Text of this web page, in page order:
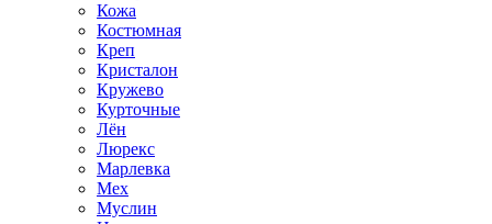
Кожа
Костюмная
Креп
Кристалон
Кружево
Курточные
Лён
Люрекс
Марлевка
Мех
Муслин